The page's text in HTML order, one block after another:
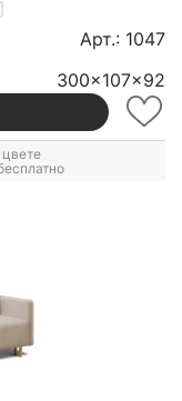
Арт.: 1047
300x107x92